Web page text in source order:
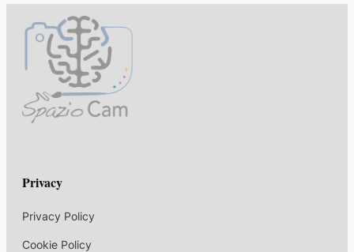
Privacy
Privacy Policy
Cookie Policy